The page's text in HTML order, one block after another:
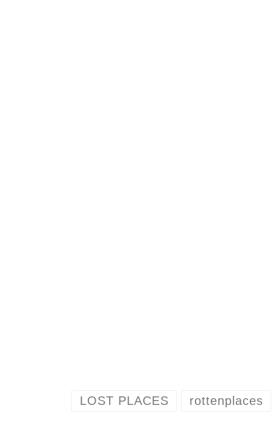
LOST PLACES rottenplaces